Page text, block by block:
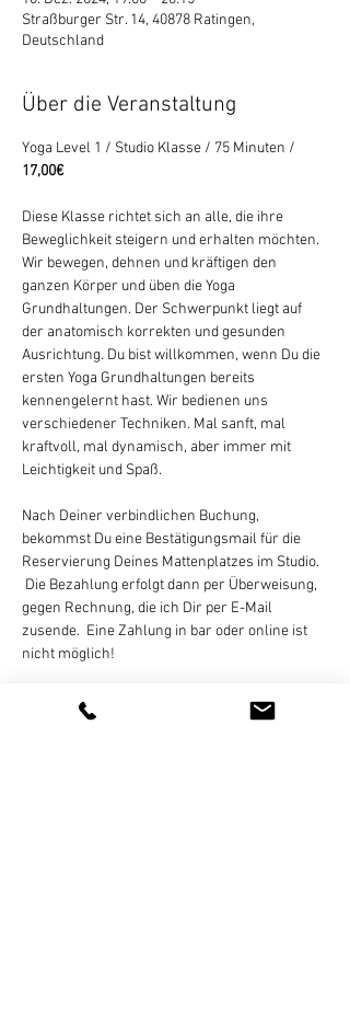
Straßburger Str. 14, 40878 Ratingen,
Deutschland
Über die Veranstaltung
Yoga Level 1 / Studio Klasse / 75 Minuten /
17,00€
Diese Klasse richtet sich an alle, die ihre
Beweglichkeit steigern und erhalten möchten.
Wir bewegen, dehnen und kräftigen den
ganzen Körper und üben die Yoga
Grundhaltungen. Der Schwerpunkt liegt auf
der anatomisch korrekten und gesunden
Ausrichtung. Du bist willkommen, wenn Du die
ersten Yoga Grundhaltungen bereits
kennengelernt hast. Wir bedienen uns
verschiedener Techniken. Mal sanft, mal
kraftvoll, mal dynamisch, aber immer mit
Leichtigkeit und Spaß.
Nach Deiner verbindlichen Buchung,
bekommst Du eine Bestätigungsmail für die
Reservierung Deines Mattenplatzes im Studio.
Die Bezahlung erfolgt dann per Überweisung,
gegen Rechnung, die ich Dir per E-Mail
zusende.  Eine Zahlung in bar oder online ist
nicht möglich!
Eine Stornierung des gebuchten Termins ist
24 Stunden vor Kursbeginn
per E-Mail,